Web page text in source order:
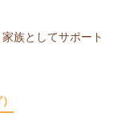
族としてサポート